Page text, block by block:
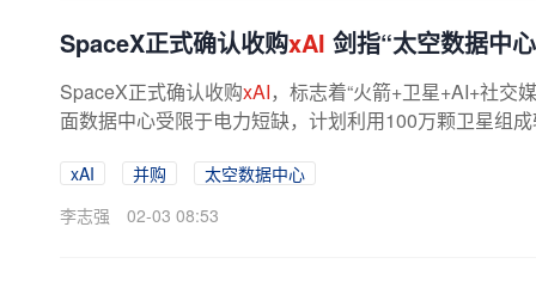
SpaceX正式确认收购xAI 剑指“太空数据中
SpaceX正式确认收购xAI，标志着“火箭+卫星+AI+社交
面数据中心受限于电力短缺，计划利用100万颗卫星组
xAI 并购
太空数据中心
李志强
02-03 08:53